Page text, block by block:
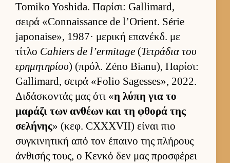
Tomiko Yoshida. Παρίσι: Gallimard,
σειρά «Connaissance de l’Orient. Série
japonaise», 1987· μερική επανέκδ. με
τίτλο Cahiers de l’ermitage (Τετράδια του
ερημητηρίου) (πρόλ. Zéno Bianu), Παρίσι:
Gallimard, σειρά «Folio Sagesses», 2022.
Διδάσκοντάς μας ότι «η λύπη για το
μαράζι των αν­θέων και τη φθορά της
σελήνης» (κεφ. CXXXVII) εί­ναι πιο
συγκινητική από τον έπαινο της πλήρους
άν­θισής τους, ο Κενκό δεν μας προσφέρει